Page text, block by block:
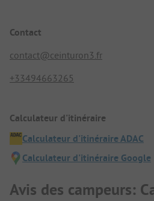
Contact
contact@ceinturon3.fr
+33494663265
Calculateur d'itinéraire
Calculateur d'itinéraire ADAC
Calculateur d'itinéraire Google
Avis des campeurs: